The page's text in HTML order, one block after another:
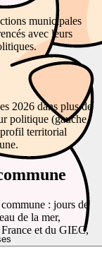
municipales
avec leurs
2026 dans plus de
politique (gauche,
territorial
: jours de
de la mer,
France et du GIEC,